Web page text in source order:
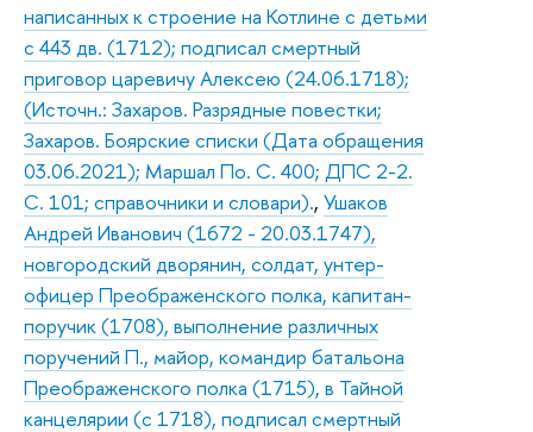
написанных к строение на Котлине с детьми
с 443 дв. (1712); подписал смертный
приговор царевичу Алексею (24.06.1718);
(Источн.: Захаров. Разрядные повестки;
Захаров. Боярские списки (Дата обращения
03.06.2021); Маршал По. С. 400; ДПС 2-2.
С. 101; справочники и словари)., Ушаков
Андрей Иванович (1672 - 20.03.1747),
новгородский дворянин, солдат, унтер-
офицер Преображенского полка, капитан-
поручик (1708), выполнение различных
поручений П., майор, командир батальона
Преображенского полка (1715), в Тайной
канцелярии (с 1718), подписал смертный